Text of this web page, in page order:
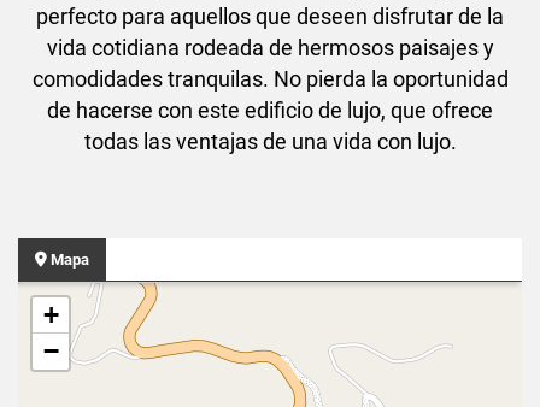
perfecto para aquellos que deseen disfrutar de la
vida cotidiana rodeada de hermosos paisajes y
comodidades tranquilas. No pierda la oportunidad
de hacerse con este edificio de lujo, que ofrece
todas las ventajas de una vida con lujo.
Mapa
+
−